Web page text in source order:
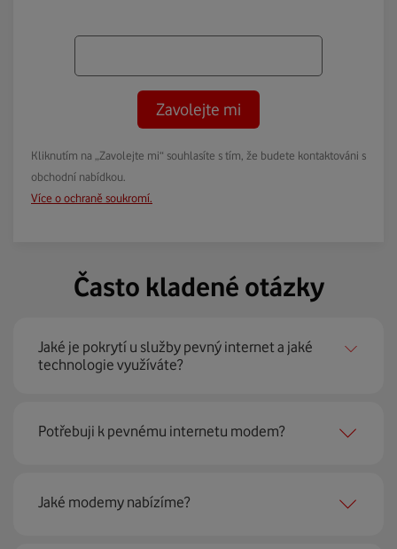
Zavolejte mi
Kliknutím na „Zavolejte mi“ souhlasíte s tím, že budete kontaktováni s
obchodní nabídkou.
Více o ochraně soukromí.
Často kladené otázky
Jaké je pokrytí u služby pevný internet a jaké
technologie využíváte?
Pevný internet můžeme nabídnout
domácností
Potřebuji k pevnému internetu modem?
Ano, potřebujete. Rádi vám ho poskytneme na splátky. U
modemu od Vodafonu navíc garantujeme plnou
Jaké modemy nabízíme?